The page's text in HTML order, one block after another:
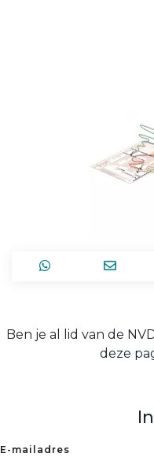
Ben je al lid van de
deze
E-mailadres